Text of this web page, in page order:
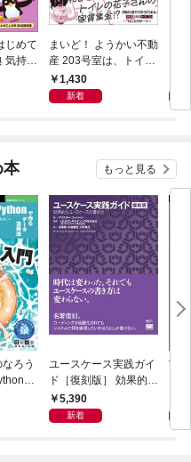
じめて
気持ち
まいど！ ようかい不動
産 203号室は、トイレ
の花子さんの部屋？
1,430
新着
本 もっと見る
ろう
で
ユースケース実践ガイ
ド［復刻版］ 効果的な
ユースケースの書き方
5,390
新着
実